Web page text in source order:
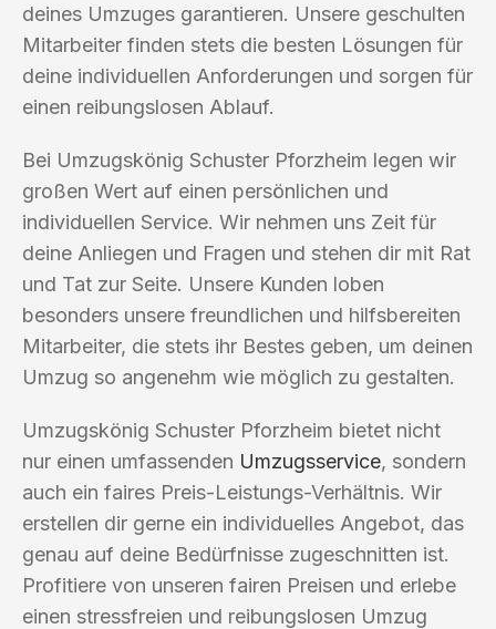
deines Umzuges garantieren. Unsere geschulten
Mitarbeiter finden stets die besten Lösungen für
deine individuellen Anforderungen und sorgen für
einen reibungslosen Ablauf.
Bei Umzugskönig Schuster Pforzheim legen wir
großen Wert auf einen persönlichen und
individuellen Service. Wir nehmen uns Zeit für
deine Anliegen und Fragen und stehen dir mit Rat
und Tat zur Seite. Unsere Kunden loben
besonders unsere freundlichen und hilfsbereiten
Mitarbeiter, die stets ihr Bestes geben, um deinen
Umzug so angenehm wie möglich zu gestalten.
Umzugskönig Schuster Pforzheim bietet nicht
nur einen umfassenden Umzugsservice, sondern
auch ein faires Preis-Leistungs-Verhältnis. Wir
erstellen dir gerne ein individuelles Angebot, das
genau auf deine Bedürfnisse zugeschnitten ist.
Profitiere von unseren fairen Preisen und erlebe
einen stressfreien und reibungslosen Umzug